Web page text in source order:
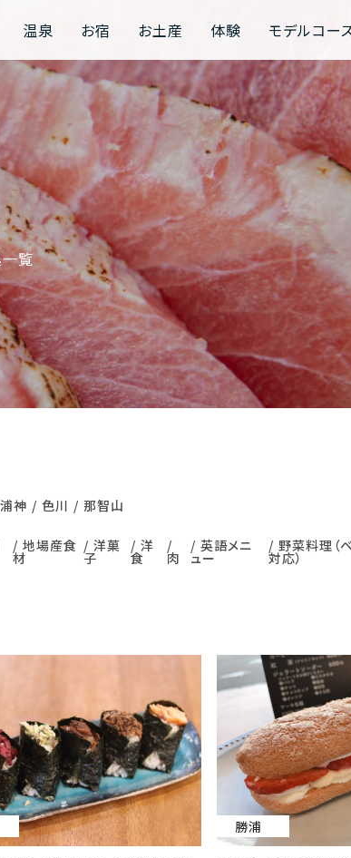
温泉 お宿 お土産 体験 モデルコー
覧
浦神 色川 那智山
地場産食
材
洋菓
子
洋
食 肉
英語メニ
ュー
野菜料理（
対応）
勝浦